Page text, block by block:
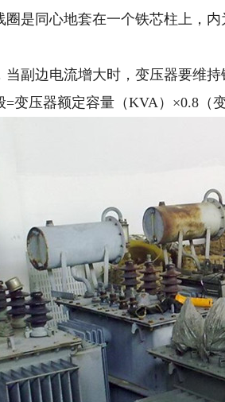
圈是同心地套在一个铁芯柱上，
副边电流增大时，变压器要维
变压器额定容量（KVA）×0.8（